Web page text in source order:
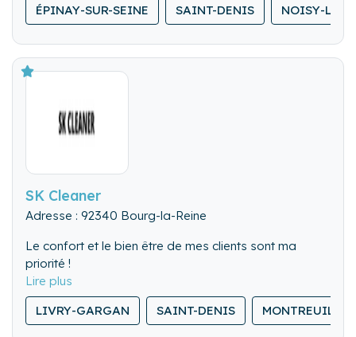
ÉPINAY-SUR-SEINE SAINT-DENIS NOISY-LE-
SK Cleaner
Adresse : 92340 Bourg-la-Reine
Le confort et le bien être de mes clients sont ma
priorité !
Services divers sont proposés tels que le nettoyage
total du logement, dépôt et retrait du linge en
pressing, réservations divers aux services du client,
LIVRY-GARGAN SAINT-DENIS MONTREUIL